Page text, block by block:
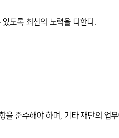
도록 최선의 노력을 다한다.
을 준수해야 하며, 기타 재단의 업